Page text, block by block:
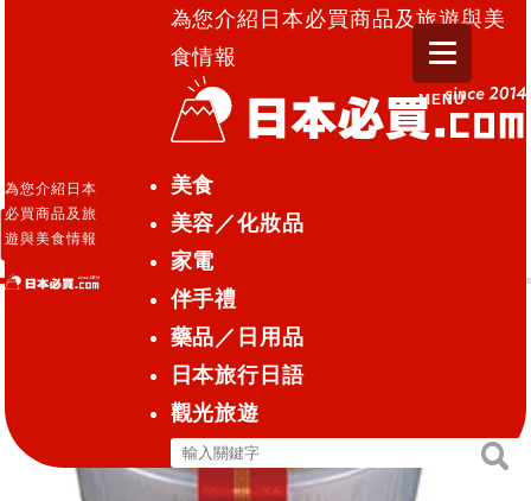
為您介紹日本
必買商品及旅
遊與美食情報
為您介紹日本必買商品及旅遊與美
食情報
美食
美容／化妝品
家電
伴手禮
藥品／日用品
日本旅行日語
觀光旅遊
搜
尋
搜
MENU
堅燒